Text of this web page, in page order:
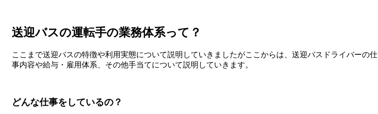
送迎バスの運転手の業務体系って？
ここまで送迎バスの特徴や利用実態について説明していきましたがここからは、送迎バスドライバーの仕
事内容や給与・雇用体系、その他手当てについて説明していきます。
どんな仕事をしているの？